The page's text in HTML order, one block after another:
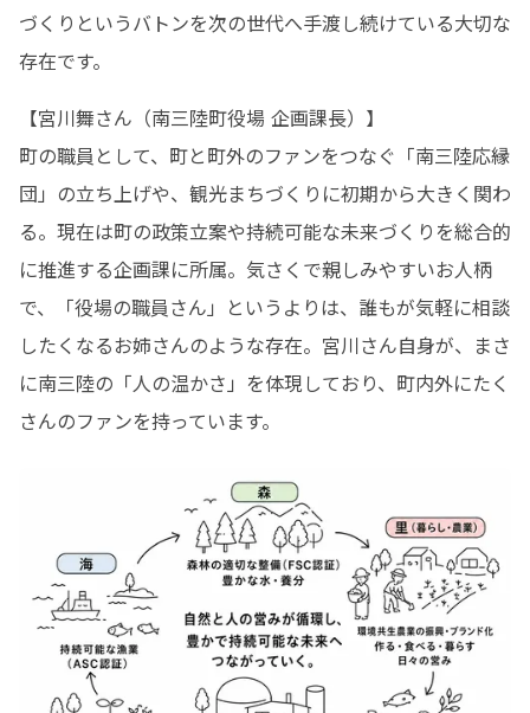
づくりというバトンを次の世代へ手渡し続けている大切な
存在です。
【宮川舞さん（南三陸町役場 企画課長）】
町の職員として、町と町外のファンをつなぐ「南三陸応縁
団」の立ち上げや、観光まちづくりに初期から大きく関わ
る。現在は町の政策立案や持続可能な未来づくりを総合的
に推進する企画課に所属。気さくで親しみやすいお人柄
で、「役場の職員さん」というよりは、誰もが気軽に相談
したくなるお姉さんのような存在。宮川さん自身が、まさ
に南三陸の「人の温かさ」を体現しており、町内外にたく
さんのファンを持っています。